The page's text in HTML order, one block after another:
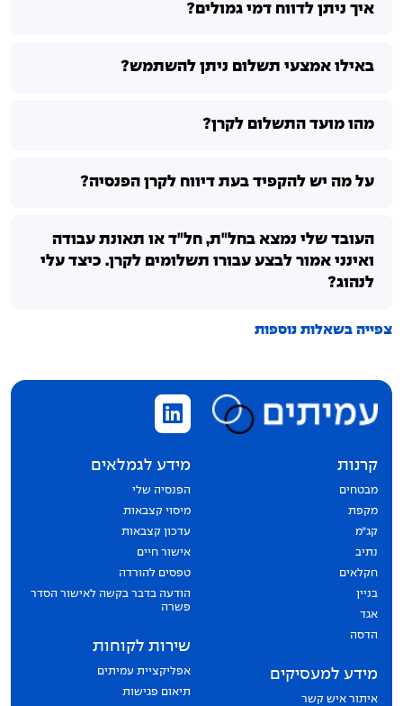
איך ניתן לדווח דמי גמולים?
באילו אמצעי תשלום ניתן להשתמש?
מהו מועד התשלום לקרן?
על מה יש להקפיד בעת דיווח לקרן הפנסיה?
העובד שלי נמצא בחל"ת, חל"ד או תאונת עבודה
ואינני אמור לבצע עבורו תשלומים לקרן. כיצד עלי
לנהוג?
צפייה בשאלות נוספות
קרנות
מבטחים
מקפת
קג״מ
נתיב
חקלאים
בניין
אגד
הדסה
מידע למעסיקים
איתור איש קשר
מידע לגמלאים
הפנסיה שלי
מיסוי קצבאות
עדכון קצבאות
אישור חיים
טפסים להורדה
הודעה בדבר בקשה לאישור הסדר
פשרה
שירות לקוחות
אפליקציית עמיתים
תיאום פגישות